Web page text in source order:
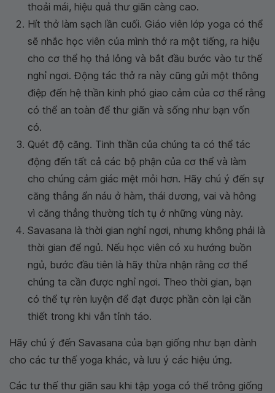
thoải mái, hiệu quả thư giãn càng cao.
Hít thở làm sạch lần cuối. Giáo viên lớp yoga có thể
sẽ nhắc học viên của mình thở ra một tiếng, ra hiệu
cho cơ thể họ thả lỏng và bắt đầu bước vào tư thế
nghỉ ngơi. Động tác thở ra này cũng gửi một thông
điệp đến hệ thần kinh phó giao cảm của cơ thể rằng
có thể an toàn để thư giãn và sống như bạn vốn
có.
Quét độ căng. Tinh thần của chúng ta có thể tác
động đến tất cả các bộ phận của cơ thể và làm
cho chúng cảm giác mệt mỏi hơn. Hãy chú ý đến sự
căng thẳng ẩn náu ở hàm, thái dương, vai và hông
vì căng thẳng thường tích tụ ở những vùng này.
Savasana là thời gian nghỉ ngơi, nhưng không phải là
thời gian để ngủ. Nếu học viên có xu hướng buồn
ngủ, bước đầu tiên là hãy thừa nhận rằng cơ thể
chúng ta cần được nghỉ ngơi. Theo thời gian, bạn
có thể tự rèn luyện để đạt được phần còn lại cần
thiết trong khi vẫn tỉnh táo.
Hãy chú ý đến Savasana của bạn giống như bạn dành
cho các tư thế yoga khác, và lưu ý các hiệu ứng.
Các tư thế thư giãn sau khi tập yoga có thể trông giống